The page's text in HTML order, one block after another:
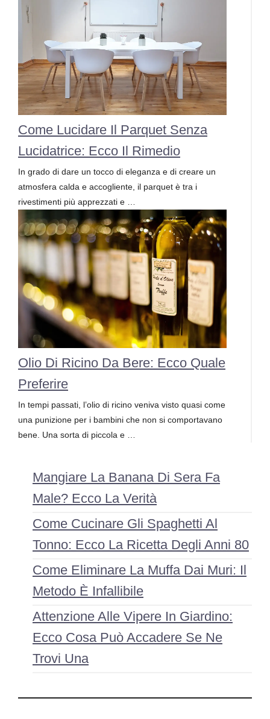
Come Lucidare Il Parquet Senza
Lucidatrice: Ecco Il Rimedio
In grado di dare un tocco di eleganza e di creare un
atmosfera calda e accogliente, il parquet è tra i
rivestimenti più apprezzati e …
Olio Di Ricino Da Bere: Ecco Quale
Preferire
In tempi passati, l’olio di ricino veniva visto quasi come
una punizione per i bambini che non si comportavano
bene. Una sorta di piccola e …
Mangiare La Banana Di Sera Fa
Male? Ecco La Verità
Come Cucinare Gli Spaghetti Al
Tonno: Ecco La Ricetta Degli Anni 80
Come Eliminare La Muffa Dai Muri: Il
Metodo È Infallibile
Attenzione Alle Vipere In Giardino:
Ecco Cosa Può Accadere Se Ne
Trovi Una